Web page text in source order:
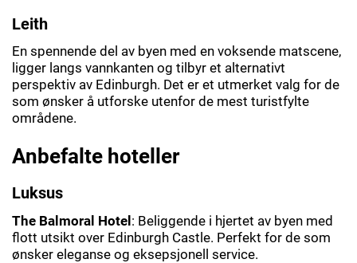
Leith
En spennende del av byen med en voksende matscene,
ligger langs vannkanten og tilbyr et alternativt
perspektiv av Edinburgh. Det er et utmerket valg for de
som ønsker å utforske utenfor de mest turistfylte
områdene.
Anbefalte hoteller
Luksus
The Balmoral Hotel: Beliggende i hjertet av byen med
flott utsikt over Edinburgh Castle. Perfekt for de som
ønsker eleganse og eksepsjonell service.